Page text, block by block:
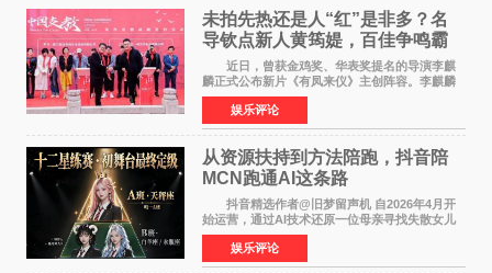
未拍先热还是人“红”是非多？名
导钦点新人黄筠媞，百佳争鸣霸
气回应
近日，曾获金鸡奖、华表奖提名的导演李麒
麟正式公布新片《有凤来仪》主创阵容。李麒麟
早年凭电影《华容道》获得金鸡奖、华表奖提
名，此后长期参与国内外电影制作，其担任制片
人参与的作品亦曾
娱乐评论
从资源扶持到方法陪跑，抖音陪
MCN跑通AI这条路
抖音精选作者@旧梦留声机 自2026年4月开
始运营，通过AI技术还原一位母亲寻找失散女儿
的故事，凭借强情感表达获得大量用户关注，发
布仅21小时便获得超1亿曝光、超1000万互动。
此后，账号持续沿
娱乐评论